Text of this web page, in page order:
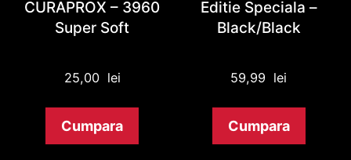
CURAPROX – 3960
Super Soft
25,00 lei
Cumpara
Editie Speciala –
Black/Black
59,99 lei
Cumpara